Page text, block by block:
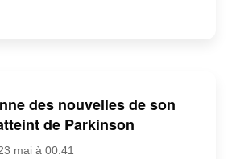
des nouvelles de son
de Parkinson
mai à 00:41